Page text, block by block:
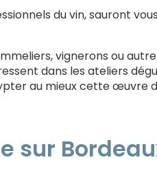
du vin, sauront
vignerons ou
dans les ateliers
au mieux cette œuvre
sur